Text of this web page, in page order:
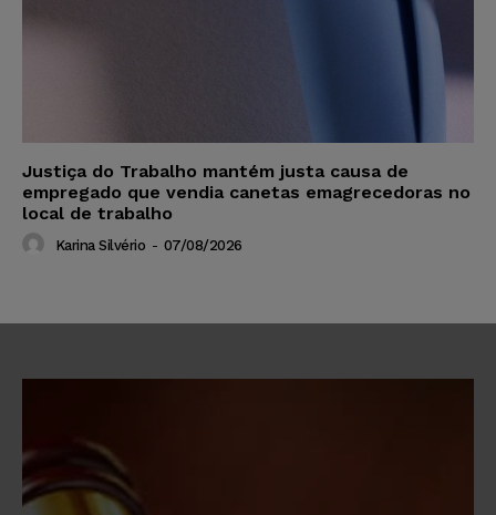
Justiça do Trabalho mantém justa causa de
empregado que vendia canetas emagrecedoras no
local de trabalho
Karina Silvério - 07/08/2026